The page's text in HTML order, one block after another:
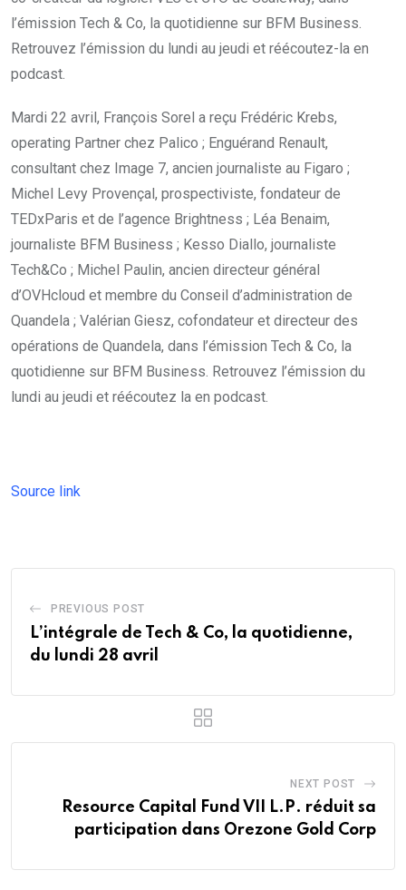
l’émission Tech & Co, la quotidienne sur BFM Business.
Retrouvez l’émission du lundi au jeudi et réécoutez-la en
podcast.
Mardi 22 avril, François Sorel a reçu Frédéric Krebs,
operating Partner chez Palico ; Enguérand Renault,
consultant chez Image 7, ancien journaliste au Figaro ;
Michel Levy Provençal, prospectiviste, fondateur de
TEDxParis et de l’agence Brightness ; Léa Benaim,
journaliste BFM Business ; Kesso Diallo, journaliste
Tech&Co ; Michel Paulin, ancien directeur général
d’OVHcloud et membre du Conseil d’administration de
Quandela ; Valérian Giesz, cofondateur et directeur des
opérations de Quandela, dans l’émission Tech & Co, la
quotidienne sur BFM Business. Retrouvez l’émission du
lundi au jeudi et réécoutez la en podcast.
Source link
PREVIOUS POST
L’intégrale de Tech & Co, la quotidienne,
du lundi 28 avril
NEXT POST
Resource Capital Fund VII L.P. réduit sa
participation dans Orezone Gold Corp